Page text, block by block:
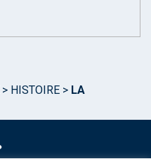
> HISTOIRE > LA